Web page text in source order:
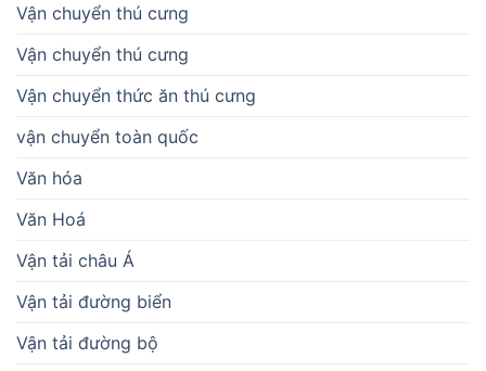
Vận chuyển thú cưng
Vận chuyển thú cưng
Vận chuyển thức ăn thú cưng
vận chuyển toàn quốc
Văn hóa
Văn Hoá
Vận tải châu Á
Vận tải đường biển
Vận tải đường bộ